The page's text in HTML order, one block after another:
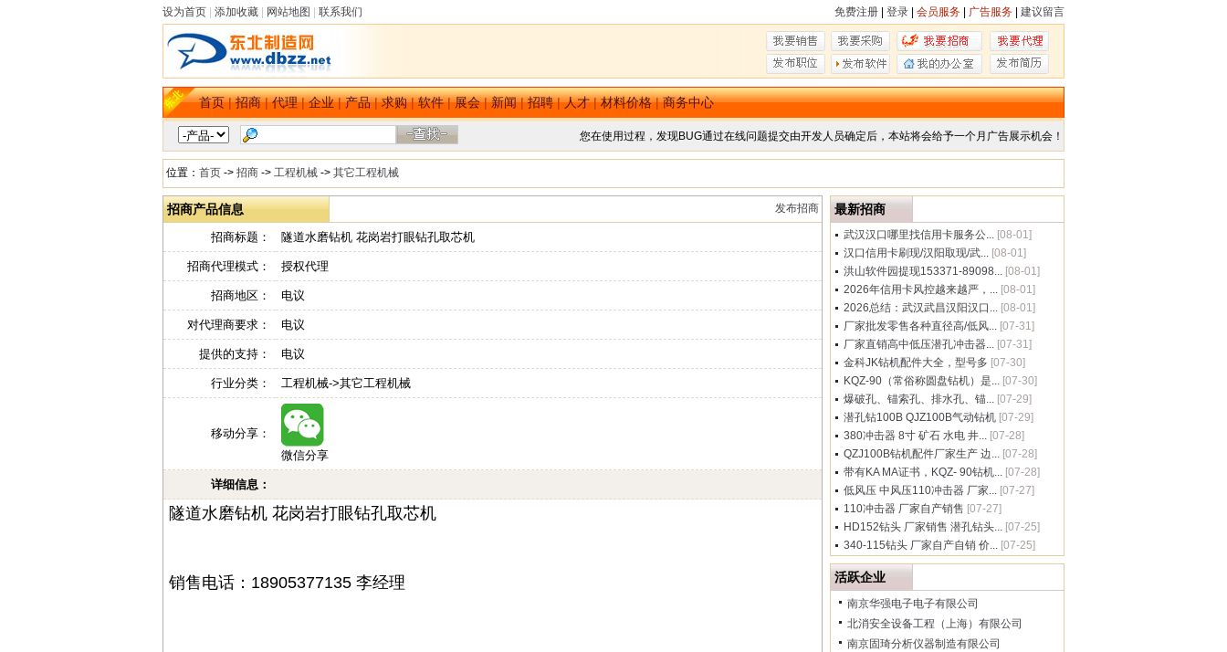
设为首页 添加收藏 网站地图 联系我们 免费注册 登录 会员服务 广告服务 建议留言
首页|招商|代理|企业|产品|求购|软件|展会|新闻|招聘|人才|材料价格|商务中心
您在使用过程，发现BUG通过在线问题提交由开发人员确定后，本站将会给予一个月广告展示机会！
位置： 首页 -> 招商 -> 工程机械 -> 其它工程机械
招商产品信息 发布招商
招商标题： 隧道水磨钻机 花岗岩打眼钻孔取芯机
招商代理模式： 授权代理
招商地区： 电议
对代理商要求： 电议
提供的支持： 电议
行业分类： 工程机械->其它工程机械
移动分享：
微信分享
详细信息：
隧道水磨钻机 花岗岩打眼钻孔取芯机
销售电话：18905377135 李经理
最新招商
武汉汉口哪里找信用卡服务公... [08-01]
汉口信用卡刷现/汉阳取现/武... [08-01]
洪山软件园提现153371-89098... [08-01]
2026年信用卡风控越来越严，... [08-01]
2026总结：武汉武昌汉阳汉口... [08-01]
厂家批发零售各种直径高/低风... [07-31]
厂家直销高中低压潜孔冲击器... [07-31]
金科JK钻机配件大全，型号多 [07-30]
KQZ-90（常俗称圆盘钻机）是... [07-30]
爆破孔、锚索孔、排水孔、锚... [07-29]
潜孔钻100B QJZ100B气动钻机 [07-29]
380冲击器 8寸 矿石 水电 井... [07-28]
QZJ100B钻机配件厂家生产 边... [07-28]
带有KA MA证书，KQZ- 90钻机... [07-28]
低风压 中风压110冲击器 厂家... [07-27]
110冲击器 厂家自产销售 [07-27]
HD152钻头 厂家销售 潜孔钻头... [07-25]
340-115钻头 厂家自产自销 价... [07-25]
活跃企业
南京华强电子电子有限公司
北消安全设备工程（上海）有限公司
南京固琦分析仪器制造有限公司